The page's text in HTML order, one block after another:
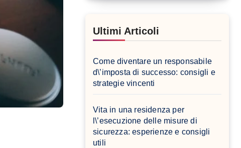
Ultimi Articoli
Come diventare un responsabile
d\’imposta di successo: consigli e
strategie vincenti
Vita in una residenza per
l\’esecuzione delle misure di
sicurezza: esperienze e consigli
utili